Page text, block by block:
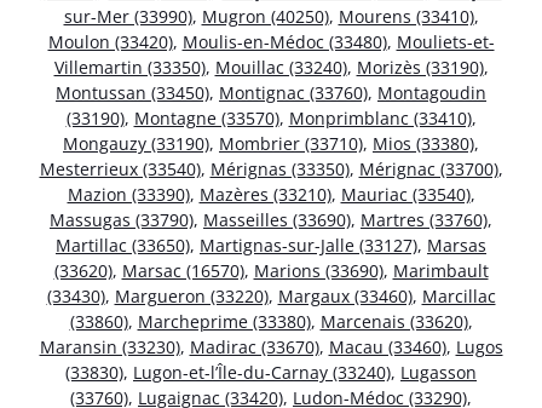
sur-Mer (33990), Mugron (40250), Mourens (33410),
Moulon (33420), Moulis-en-Médoc (33480), Mouliets-et-
Villemartin (33350), Mouillac (33240), Morizès (33190),
Montussan (33450), Montignac (33760), Montagoudin
(33190), Montagne (33570), Monprimblanc (33410),
Mongauzy (33190), Mombrier (33710), Mios (33380),
Mesterrieux (33540), Mérignas (33350), Mérignac (33700),
Mazion (33390), Mazères (33210), Mauriac (33540),
Massugas (33790), Masseilles (33690), Martres (33760),
Martillac (33650), Martignas-sur-Jalle (33127), Marsas
(33620), Marsac (16570), Marions (33690), Marimbault
(33430), Margueron (33220), Margaux (33460), Marcillac
(33860), Marcheprime (33380), Marcenais (33620),
Maransin (33230), Madirac (33670), Macau (33460), Lugos
(33830), Lugon-et-l’Île-du-Carnay (33240), Lugasson
(33760), Lugaignac (33420), Ludon-Médoc (33290),